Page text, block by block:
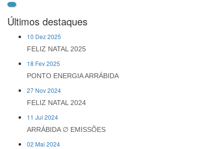
Últimos destaques
10 Dez 2025
FELIZ NATAL 2025
18 Fev 2025
PONTO ENERGIA ARRÁBIDA
27 Nov 2024
FELIZ NATAL 2024
11 Jul 2024
ARRÁBIDA ∅ EMISSÕES
02 Mai 2024